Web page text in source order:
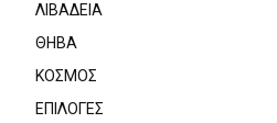
ΛΙΒΑΔΕΙΑ
ΘΗΒΑ
ΚΟΣΜΟΣ
ΕΠΙΛΟΓΕΣ